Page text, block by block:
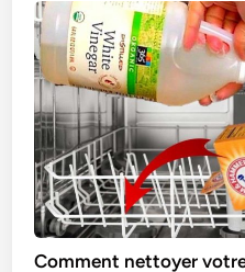
Comment nettoyer